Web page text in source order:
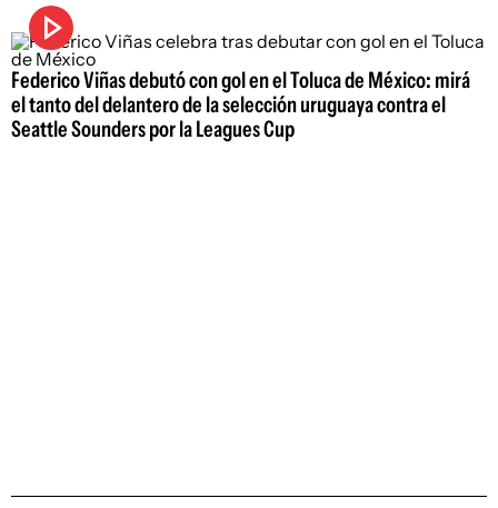
Federico Viñas debutó con gol en el Toluca de México: mirá
el tanto del delantero de la selección uruguaya contra el
Seattle Sounders por la Leagues Cup